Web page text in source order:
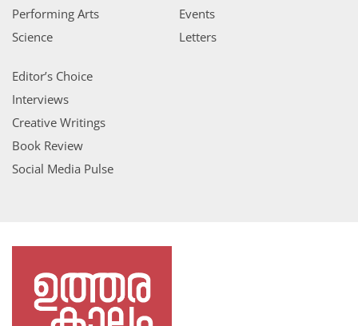
Performing Arts
Science
Events
Letters
Editor’s Choice
Interviews
Creative Writings
Book Review
Social Media Pulse